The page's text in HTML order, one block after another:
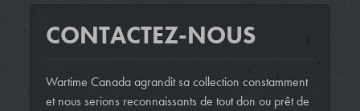
CONTACTEZ-NOUS
Wartime Canada agrandit sa collection constamment
et nous serions reconnaissants de tout don ou prêt de